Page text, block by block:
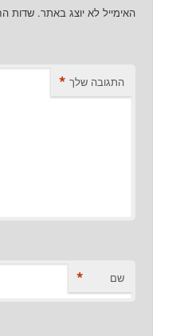
האימייל לא יוצג באתר. שדות
התגובה שלך *
שם *